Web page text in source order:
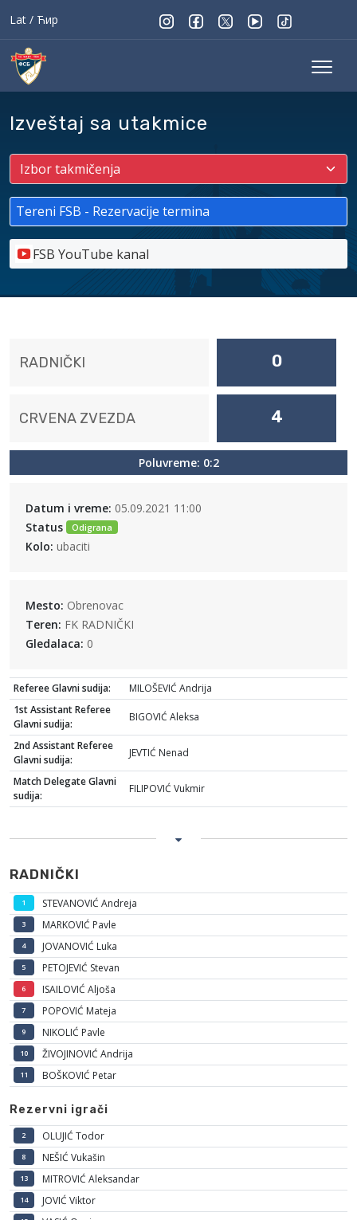
Lat / Ћир
Izveštaj sa utakmice
Tereni FSB - Rezervacije termina
FSB YouTube kanal
RADNIČKI 0
CRVENA ZVEZDA 4
Poluvreme: 0:2
Datum i vreme: 05.09.2021 11:00
Status
Odigrana
Kolo: ubaciti
Mesto: Obrenovac
Teren: FK RADNIČKI
Gledalaca: 0
Referee Glavni sudija:
MILOŠEVIĆ Andrija
1st Assistant Referee
Glavni sudija:
BIGOVIĆ Aleksa
2nd Assistant Referee
Glavni sudija:
JEVTIĆ Nenad
Match Delegate Glavni
sudija:
FILIPOVIĆ Vukmir
RADNIČKI
1 STEVANOVIĆ Andreja
3 MARKOVIĆ Pavle
4 JOVANOVIĆ Luka
5 PETOJEVIĆ Stevan
6 ISAILOVIĆ Aljoša
7 POPOVIĆ Mateja
9 NIKOLIĆ Pavle
10 ŽIVOJINOVIĆ Andrija
11 BOŠKOVIĆ Petar
Rezervni igrači
2 OLUJIĆ Todor
8 NEŠIĆ Vukašin
13 MITROVIĆ Aleksandar
14 JOVIĆ Viktor